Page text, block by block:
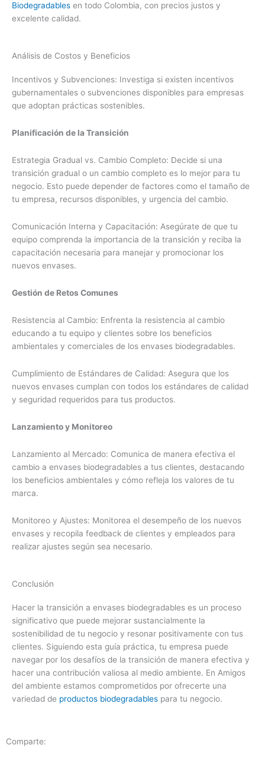
Biodegradables en todo Colombia, con precios justos y
excelente calidad.
Análisis de Costos y Beneficios
Incentivos y Subvenciones: Investiga si existen incentivos
gubernamentales o subvenciones disponibles para empresas
que adoptan prácticas sostenibles.
Planificación de la Transición
Estrategia Gradual vs. Cambio Completo: Decide si una
transición gradual o un cambio completo es lo mejor para tu
negocio. Esto puede depender de factores como el tamaño de
tu empresa, recursos disponibles, y urgencia del cambio.
Comunicación Interna y Capacitación: Asegúrate de que tu
equipo comprenda la importancia de la transición y reciba la
capacitación necesaria para manejar y promocionar los
nuevos envases.
Gestión de Retos Comunes
Resistencia al Cambio: Enfrenta la resistencia al cambio
educando a tu equipo y clientes sobre los beneficios
ambientales y comerciales de los envases biodegradables.
Cumplimiento de Estándares de Calidad: Asegura que los
nuevos envases cumplan con todos los estándares de calidad
y seguridad requeridos para tus productos.
Lanzamiento y Monitoreo
Lanzamiento al Mercado: Comunica de manera efectiva el
cambio a envases biodegradables a tus clientes, destacando
los beneficios ambientales y cómo refleja los valores de tu
marca.
Monitoreo y Ajustes: Monitorea el desempeño de los nuevos
envases y recopila feedback de clientes y empleados para
realizar ajustes según sea necesario.
Conclusión
Hacer la transición a envases biodegradables es un proceso
significativo que puede mejorar sustancialmente la
sostenibilidad de tu negocio y resonar positivamente con tus
clientes. Siguiendo esta guía práctica, tu empresa puede
navegar por los desafíos de la transición de manera efectiva y
hacer una contribución valiosa al medio ambiente. En Amigos
del ambiente estamos comprometidos por ofrecerte una
variedad de productos biodegradables para tu negocio.
Comparte: